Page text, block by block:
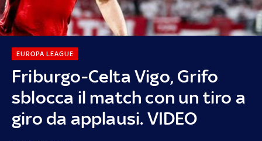
Friburgo-Celta Vigo, Grifo
sblocca il match con un tiro a
giro da applausi. VIDEO
EUROPA LEAGUE